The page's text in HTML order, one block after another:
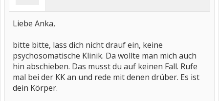
Liebe Anka,
bitte bitte, lass dich nicht drauf ein, keine
psychosomatische Klinik. Da wollte man mich auch
hin abschieben. Das musst du auf keinen Fall. Rufe
mal bei der KK an und rede mit denen drüber. Es ist
dein Körper.